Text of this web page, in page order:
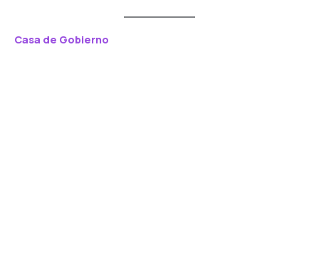
Casa de Gobierno